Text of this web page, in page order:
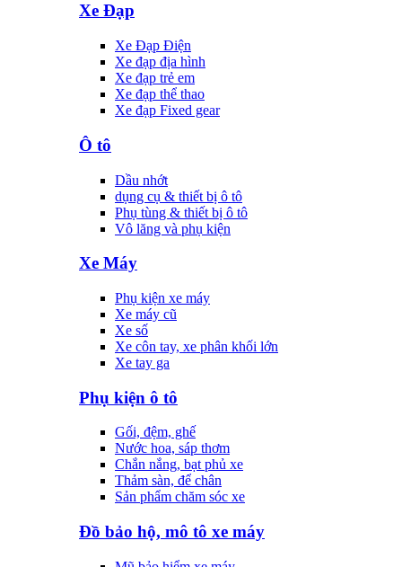
Xe Đạp
Xe Đạp Điện
Xe đạp địa hình
Xe đạp trẻ em
Xe đạp thể thao
Xe đạp Fixed gear
Ô tô
Dầu nhớt
dụng cụ & thiết bị ô tô
Phụ tùng & thiết bị ô tô
Vô lăng và phụ kiện
Xe Máy
Phụ kiện xe máy
Xe máy cũ
Xe số
Xe côn tay, xe phân khối lớn
Xe tay ga
Phụ kiện ô tô
Gối, đệm, ghế
Nước hoa, sáp thơm
Chắn nắng, bạt phủ xe
Thảm sàn, để chân
Sản phẩm chăm sóc xe
Đồ bảo hộ, mô tô xe máy